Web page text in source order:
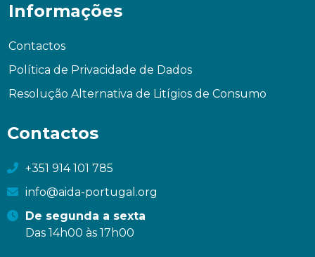
Informações
Contactos
Política de Privacidade de Dados
Resolução Alternativa de Litígios de Consumo
Contactos
+351 914 101 785
info@aida-portugal.org
De segunda a sexta
Das 14h00 às 17h00